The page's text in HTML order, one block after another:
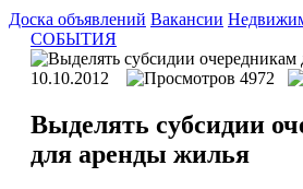
Доска объявлений Вакансии
СОБЫТИЯ
10.10.2012 4972
Выделять субсидии
для аренды жилья